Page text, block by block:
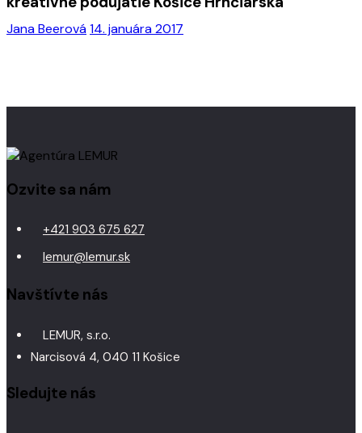
Jana Beerová14. januára 2017
Ozvite sa nám
+421 903 675 627
lemur@lemur.sk
Navštívte nás
LEMUR, s.r.o.
Narcisová 4, 040 11 Košice
Sledujte nás